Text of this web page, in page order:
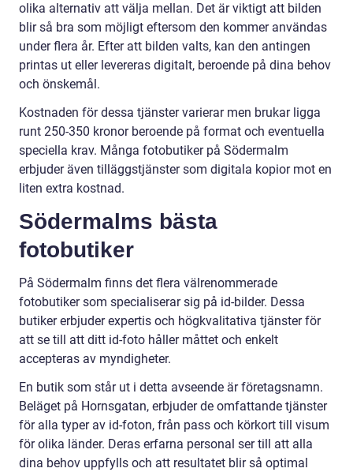
olika alternativ att välja mellan. Det är viktigt att bilden
blir så bra som möjligt eftersom den kommer användas
under flera år. Efter att bilden valts, kan den antingen
printas ut eller levereras digitalt, beroende på dina behov
och önskemål.
Kostnaden för dessa tjänster varierar men brukar ligga
runt 250-350 kronor beroende på format och eventuella
speciella krav. Många fotobutiker på Södermalm
erbjuder även tilläggstjänster som digitala kopior mot en
liten extra kostnad.
Södermalms bästa
fotobutiker
På Södermalm finns det flera välrenommerade
fotobutiker som specialiserar sig på id-bilder. Dessa
butiker erbjuder expertis och högkvalitativa tjänster för
att se till att ditt id-foto håller måttet och enkelt
accepteras av myndigheter.
En butik som står ut i detta avseende är företagsnamn.
Beläget på Hornsgatan, erbjuder de omfattande tjänster
för alla typer av id-foton, från pass och körkort till visum
för olika länder. Deras erfarna personal ser till att alla
dina behov uppfylls och att resultatet blir så optimal